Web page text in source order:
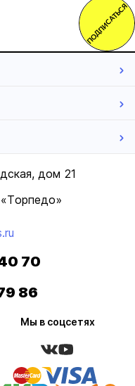
ПОДПИСАТЬСЯ
дом 21
Мы в соцсетях
70
86